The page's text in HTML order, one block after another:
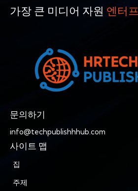
가장 큰 미디어 자원 엔터
문의하기
info@techpublishhhub.com
사이트 맵
집
주제